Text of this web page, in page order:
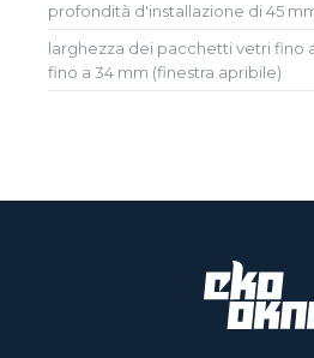
profondità d'installazione di 45
larghezza dei pacchetti vetri fino
fino a 34 mm (finestra apribile)